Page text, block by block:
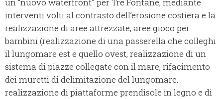
interventi volti al contrasto dell’erosione costiera e la
realizzazione di aree attrezzate, aree gioco per
bambini (realizzazione di una passerella che colleghi
il lungomare est e quello ovest, realizzazione di un
sistema di piazze collegate con il mare, rifacimento
dei muretti di delimitazione del lungomare,
realizzazione di piattaforme prendisole in legno e di